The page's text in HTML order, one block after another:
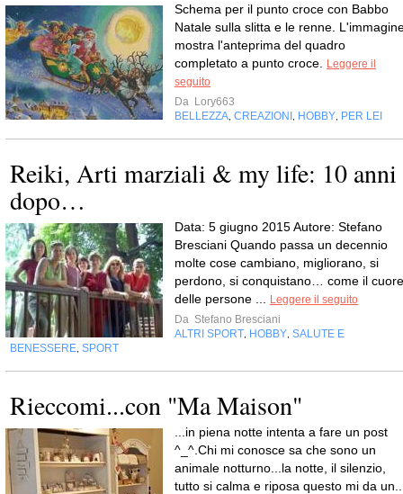
Schema per il punto croce con Babbo
Natale sulla slitta e le renne.
mostra l'anteprima del quadro
completato a punto croce.
Leggere il
seguito
Da Lory663
BELLEZZA CREAZIONI HOBBY PER LEI
Reiki, Arti marziali & my life: 10 anni
dopo…
Data: 5 giugno 2015 Autore: Stefano
Bresciani Quando passa un decennio
molte cose cambiano, migliorano, si
perdono, si conquistano… come il cuore
delle persone ...
Leggere il seguito
Da Stefano Bresciani
ALTRI SPORT HOBBY SALUTE E
BENESSERE SPORT
Rieccomi...con "Ma Maison"
...in piena notte intenta a fare un post
^_^.Chi mi conosce sa che sono un
animale notturno...la notte, il silenzio,
tutto si calma e riposa questo mi da